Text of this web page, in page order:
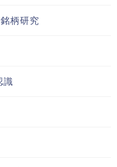
柄研究
識